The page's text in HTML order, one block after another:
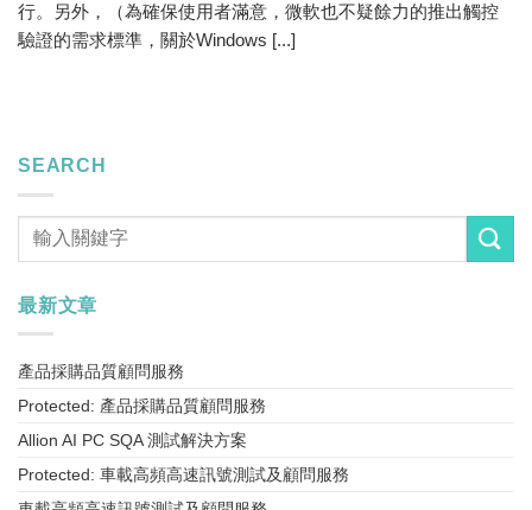
行。另外，（為確保使用者滿意，微軟也不疑餘力的推出觸控
驗證的需求標準，關於Windows [...]
SEARCH
最新文章
產品採購品質顧問服務
Protected: 產品採購品質顧問服務
Allion AI PC SQA 測試解決方案
Protected: 車載高頻高速訊號測試及顧問服務